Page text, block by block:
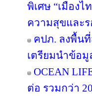
พิเศษ “เมืองไ
ความสุขและ
คปภ. ลงพื้น
เตรียมนำข้อ
OCEAN
ต่อ รวมกว่า